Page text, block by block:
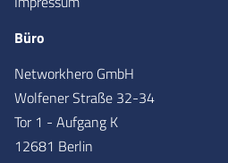
Büro
Networkhero GmbH
Wolfener Straße 32-34
Tor 1 - Aufgang K
12681 Berlin